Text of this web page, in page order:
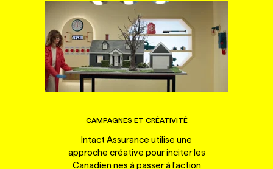
CAMPAGNES ET CRÉATIVITÉ
Intact Assurance utilise une
approche créative pour inciter les
Canadien·nes à passer à l'action